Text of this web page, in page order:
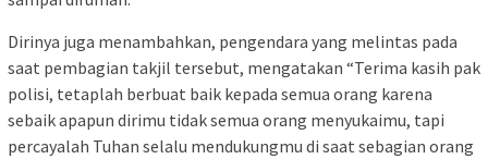
Dirinya juga menambahkan, pengendara yang melintas pada
saat pembagian takjil tersebut, mengatakan “Terima kasih pak
polisi, tetaplah berbuat baik kepada semua orang karena
sebaik apapun dirimu tidak semua orang menyukaimu, tapi
percayalah Tuhan selalu mendukungmu di saat sebagian orang